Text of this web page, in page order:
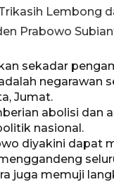
Lembong
Prabowo
sekadar
negarawan
Jumat.
abolisi dan
nasional.
diyakini dapat
juga memuji